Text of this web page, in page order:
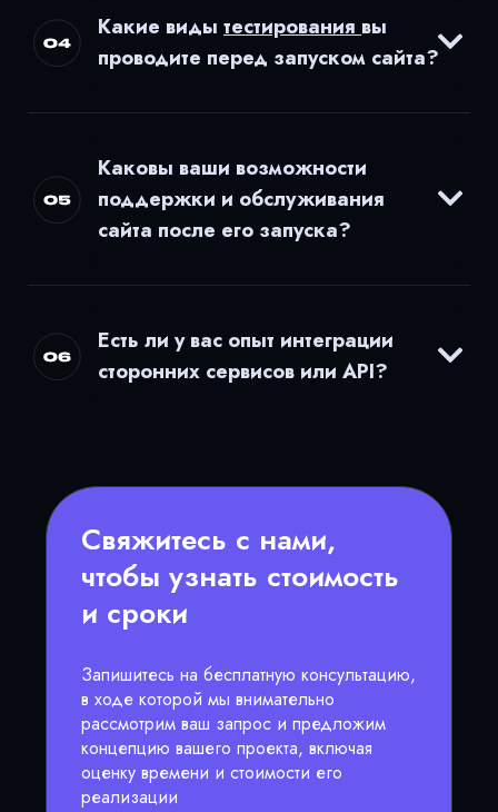
Какие виды тестированиявы
проводите перед запуском сайта?
Каковы ваши возможности
поддержки и обслуживания
сайта после его запуска?
Есть ли у вас опыт интеграции
сторонних сервисов или API?
Свяжитесь с нами,
чтобы узнать стоимость
и сроки
Запишитесь на бесплатную консультацию,
в ходе которой мы внимательно
рассмотрим ваш запрос и предложим
концепцию вашего проекта, включая
оценку времени и стоимости его
реализации